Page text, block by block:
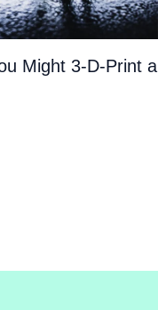
Might 3-D-Print a